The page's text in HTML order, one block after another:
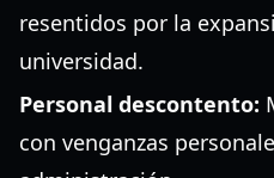
resentidos por la
universidad.
Personal descontento:
con venganzas